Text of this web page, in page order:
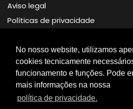
No nosso website, utilizamos
cookies tecnicamente
funcionamento e funções. Pode
mais informações na nossa
política de privacidade.
Aviso legal
Políticas de privacidade
© Nightfever 2026